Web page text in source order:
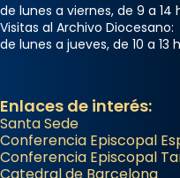
de lunes a viernes, de 9 a 14
Visitas al Archivo Diocesano:
de lunes a jueves, de 10 a 13
Enlaces de interés:
Santa Sede
Conferencia Episcopal
Conferencia Episcopal
Catedral de Barcelona